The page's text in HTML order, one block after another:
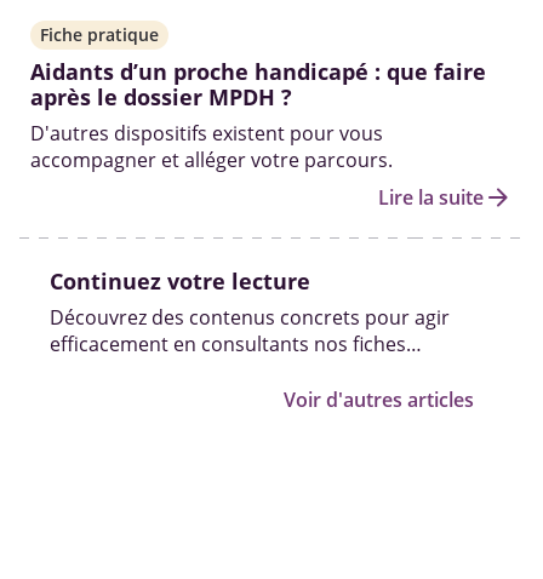
Fiche pratique
Aidants d’un proche handicapé : que faire
après le dossier MPDH ?
D'autres dispositifs existent pour vous
accompagner et alléger votre parcours.
Lire la suitearrow_forward
Continuez votre lecture
Découvrez des contenus concrets pour agir
efficacement en consultants nos fiches
Voir d'autres articles